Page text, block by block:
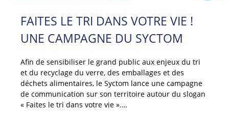
FAITES LE TRI DANS VOTRE VIE !
UNE CAMPAGNE DU SYCTOM
Afin de sensibiliser le grand public aux enjeux du tri
et du recyclage du verre, des emballages et des
déchets alimentaires, le Syctom lance une campagne
de communication sur son territoire autour du slogan
« Faites le tri dans votre vie ».…